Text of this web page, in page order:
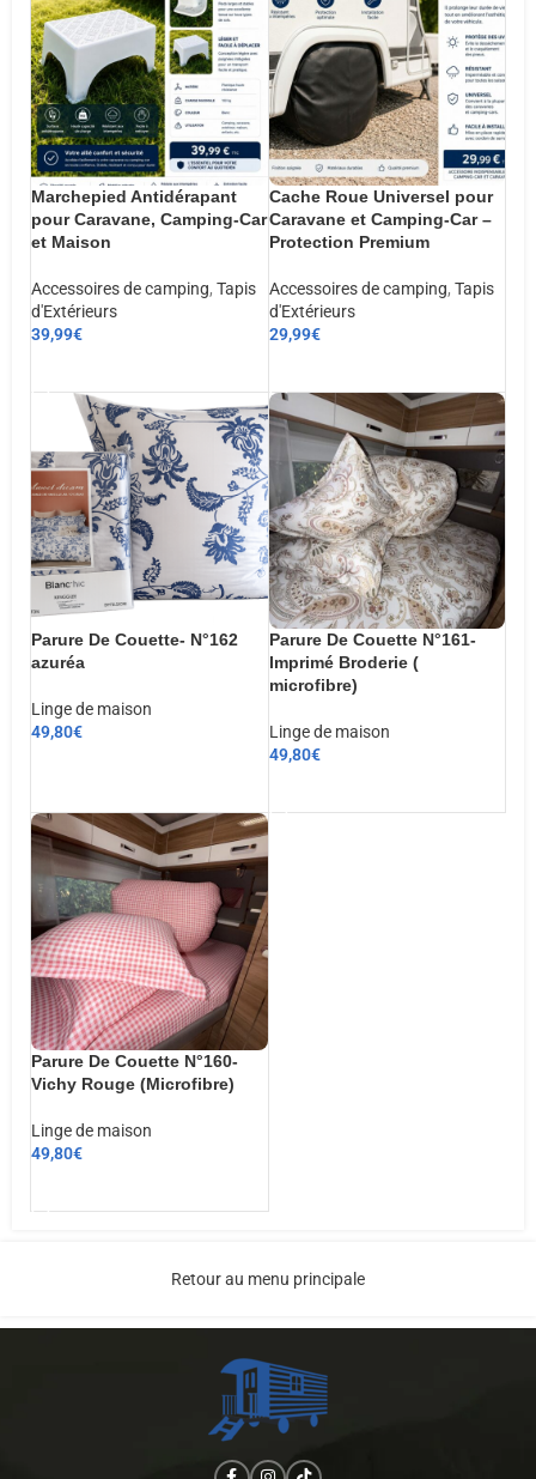
Marchepied Antidérapant
pour Caravane, Camping-Car
et Maison
Accessoires de camping, Tapis
d'Extérieurs
39,99€
Cache Roue Universel pour
Caravane et Camping-Car –
Protection Premium
Accessoires de camping, Tapis
d'Extérieurs
29,99€
Parure De Couette- N°162
azuréa
Linge de maison
49,80€
Parure De Couette N°161-
Imprimé Broderie (
microfibre)
Linge de maison
49,80€
Parure De Couette N°160-
Vichy Rouge (Microfibre)
Linge de maison
49,80€
Retour au menu principale